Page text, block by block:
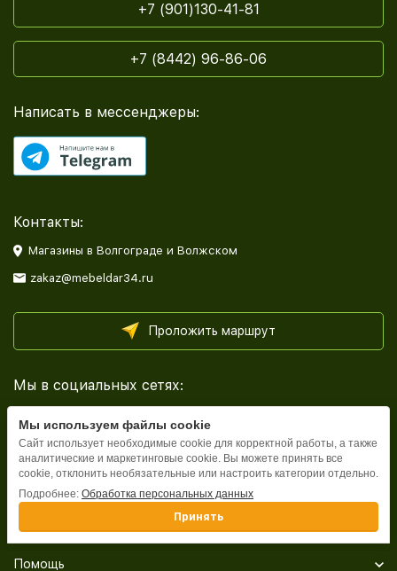
+7 (901)130-41-81
+7 (8442) 96-86-06
Написать в мессенджеры:
Контакты:
Магазины в Волгограде и Волжском
zakaz@mebeldar34.ru
Проложить маршрут
Мы в социальных сетях:
Каталог
Помощь
Мы используем файлы cookie
Сайт использует необходимые cookie для корректной работы, а также
аналитические и маркетинговые cookie. Вы можете принять все
cookie, отклонить необязательные или настроить категории отдельно.
Подробнее: Обработка персональных данных
Принять